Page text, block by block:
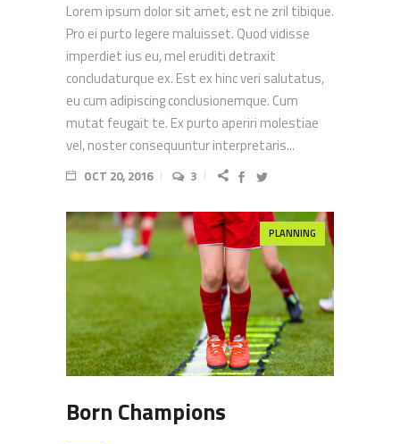
Lorem ipsum dolor sit amet, est ne zril tibique.
Pro ei purto legere maluisset. Quod vidisse
imperdiet ius eu, mel eruditi detraxit
concludaturque ex. Est ex hinc veri salutatus,
eu cum adipiscing conclusionemque. Cum
mutat feugait te. Ex purto aperiri molestiae
vel, noster consequuntur interpretaris...
OCT 20, 2016 3
PLANNING
Born Champions